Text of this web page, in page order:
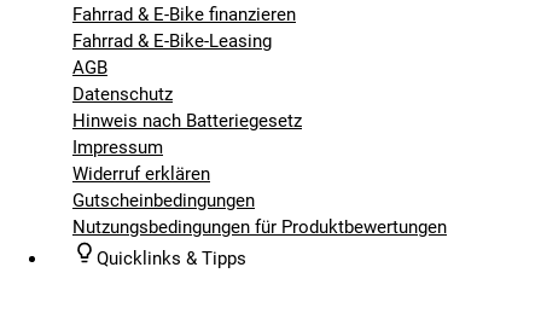
Fahrrad & E-Bike finanzieren
Fahrrad & E-Bike-Leasing
AGB
Datenschutz
Hinweis nach Batteriegesetz
Impressum
Widerruf erklären
Gutscheinbedingungen
Nutzungsbedingungen für Produktbewertungen
Quicklinks & Tipps